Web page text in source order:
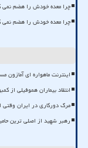
چرا معده خودش را هضم نمی
چرا معده خودش را هضم نمی
اینترنت ماهواره ای آمازون
انتقاد بیماران هموفیلی از
مرگ دورکاری در ایران وقتی
رهبر شهید از اصلی ترین